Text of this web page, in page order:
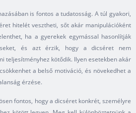
is fontos a tudatosság. A túl gyakori,
hitelét vesztheti, sőt akár manipulációként
ha a gyerekek egymással hasonlítják
és azt érzik, hogy a dicséret nem
teljesítményhez kötődik. Ilyen esetekben akár
a belső motiváció, és növekedhet a
érzése.
fontos, hogy a dicséret konkrét, személyre